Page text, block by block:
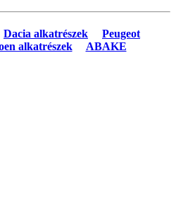
Dacia alkatrészek
Peugeot
alkatrészek ABAKE